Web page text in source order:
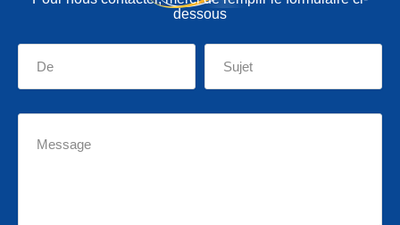
dessous